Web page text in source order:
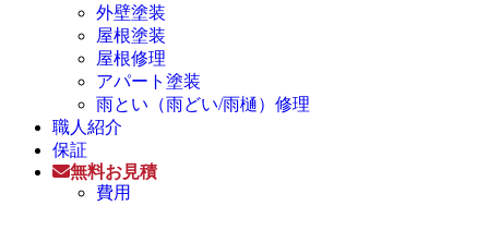
外壁塗装
屋根塗装
屋根修理
アパート塗装
雨とい（雨どい/雨樋）修理
職人紹介
保証
無料お見積
費用